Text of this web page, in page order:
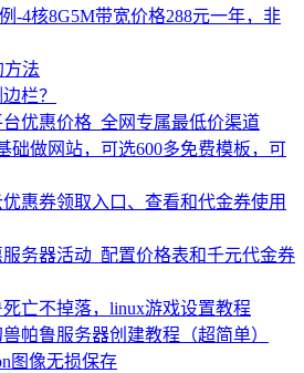
-4核8G5M带宽价格288元一年，非
方法
栏？
优惠价格_全网专属最低价渠道
础做网站，可选600多免费模板，可
惠券领取入口、查看和代金券使用
服务器活动_配置价格表和千元代金券
亡不掉落，linux游戏设置教程
帕鲁服务器创建教程（超简单）
图像无损保存